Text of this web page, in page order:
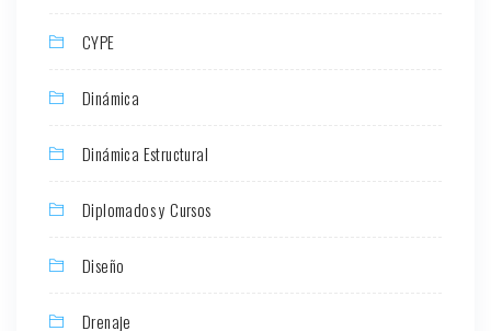
CYPE
Dinámica
Dinámica Estructural
Diplomados y Cursos
Diseño
Drenaje